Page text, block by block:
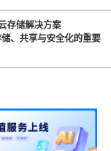
存储解决方案
、共享与安全化的重要